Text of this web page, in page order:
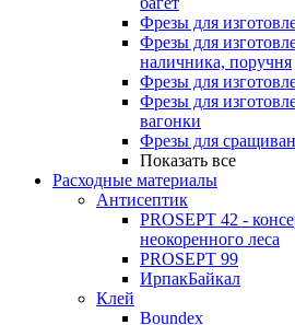
Фрезы для
Фрезы для
наличника, поручня
Фрезы для
Фрезы для
вагонки
Фрезы для
Показать все
Расходные материалы
Антисептик
PROSEPT 42 -
неокоренного леса
PROSEPT 99
ИрпакБайкал
Клей
Boundex